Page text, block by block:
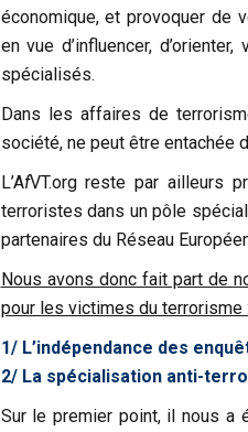
économique, et provoquer de
en vue d’influencer,
spécialisés.
Dans les affaires de
société, ne peut être entachée
L’AfVT.org reste par ailleurs
terroristes dans un pôle
partenaires du Réseau
Nous avons donc fait part de
pour les victimes du terrorisme :
1/ L’indépendance des
2/ La spécialisation anti-
Sur le premier point, il nous a